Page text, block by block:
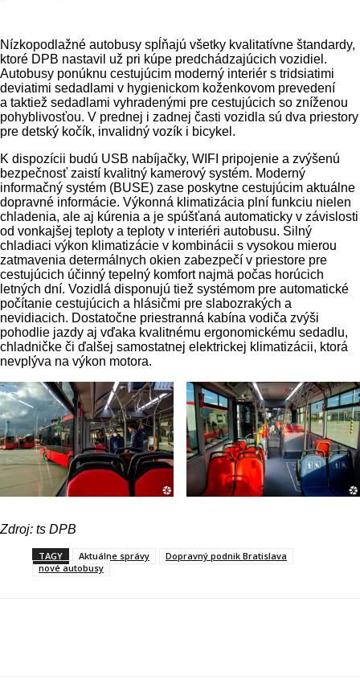
Nízkopodlažné autobusy spĺňajú všetky kvalitatívne štandardy,
ktoré DPB nastavil už pri kúpe predchádzajúcich vozidiel.
Autobusy ponúknu cestujúcim moderný interiér s tridsiatimi
deviatimi sedadlami v hygienickom koženkovom prevedení
a taktiež sedadlami vyhradenými pre cestujúcich so zníženou
pohyblivosťou. V prednej i zadnej časti vozidla sú dva priestory
pre detský kočík, invalidný vozík i bicykel.
K dispozícii budú USB nabíjačky, WIFI pripojenie a zvýšenú
bezpečnosť zaistí kvalitný kamerový systém. Moderný
informačný systém (BUSE) zase poskytne cestujúcim aktuálne
dopravné informácie. Výkonná klimatizácia plní funkciu nielen
chladenia, ale aj kúrenia a je spúšťaná automaticky v závislosti
od vonkajšej teploty a teploty v interiéri autobusu. Silný
chladiaci výkon klimatizácie v kombinácii s vysokou mierou
zatmavenia determálnych okien zabezpečí v priestore pre
cestujúcich účinný tepelný komfort najmä počas horúcich
letných dní. Vozidlá disponujú tiež systémom pre automatické
počítanie cestujúcich a hlásičmi pre slabozrakých a
nevidiacich. Dostatočne priestranná kabína vodiča zvýši
pohodlie jazdy aj vďaka kvalitnému ergonomickému sedadlu,
chladničke či ďalšej samostatnej elektrickej klimatizácii, ktorá
nevplýva na výkon motora.
Zdroj: ts DPB
TAGY Aktuálne správy
Dopravný podnik Bratislava
nové autobusy